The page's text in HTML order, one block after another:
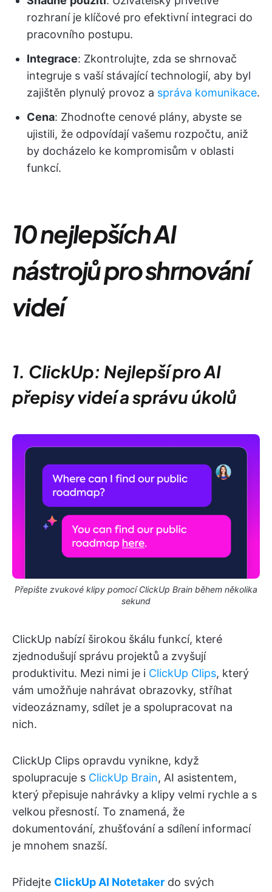
rozhraní je klíčové pro efektivní integraci do
pracovního postupu.
Integrace: Zkontrolujte, zda se shrnovač
integruje s vaší stávající technologií, aby byl
zajištěn plynulý provoz a správa komunikace.
Cena: Zhodnoťte cenové plány, abyste se
ujistili, že odpovídají vašemu rozpočtu, aniž
by docházelo ke kompromisům v oblasti
funkcí.
10 nejlepších AI
nástrojů pro shrnování
videí
1. ClickUp: Nejlepší pro AI
přepisy videí a správu úkolů
Přepište zvukové klipy pomocí ClickUp Brain během několika
sekund
ClickUp nabízí širokou škálu funkcí, které
zjednodušují správu projektů a zvyšují
produktivitu. Mezi nimi je i ClickUp Clips, který
vám umožňuje nahrávat obrazovky, stříhat
videozáznamy, sdílet je a spolupracovat na
nich.
ClickUp Clips opravdu vynikne, když
spolupracuje s ClickUp Brain, AI asistentem,
který přepisuje nahrávky a klipy velmi rychle a s
velkou přesností. To znamená, že
dokumentování, zhušťování a sdílení informací
je mnohem snazší.
Přidejte ClickUp AI Notetaker do svých